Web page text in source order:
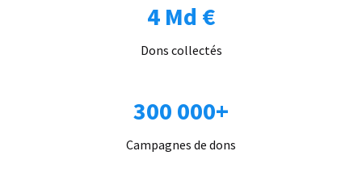
4 Md €
Dons collectés
300 000+
Campagnes de dons